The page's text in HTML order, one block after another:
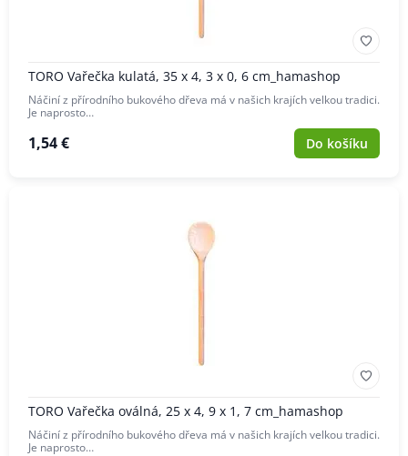
TORO Vařečka kulatá, 35 x 4, 3 x 0, 6 cm_hamashop
Náčiní z přírodního bukového dřeva má v našich krajích velkou tradici.
Je naprosto…
1,54 € Do košíku
TORO Vařečka oválná, 25 x 4, 9 x 1, 7 cm_hamashop
Náčiní z přírodního bukového dřeva má v našich krajích velkou tradici.
Je naprosto…